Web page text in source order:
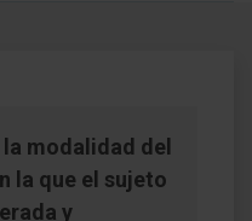
modalidad del
la que el sujeto
y